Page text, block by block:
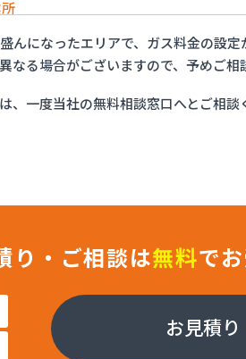
んになったエリアで、ガス料金の設
る場合がございますので、予めご相
一度当社の無料相談窓口へとご相談
り・ご相談は無料で
お見積